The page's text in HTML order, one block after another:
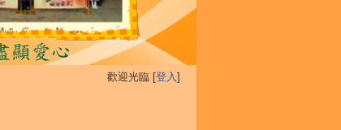
歡迎光臨 [登入]